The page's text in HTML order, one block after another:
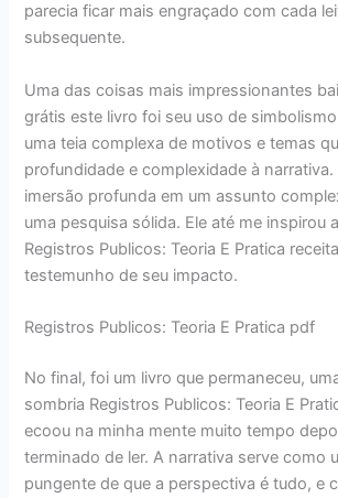
parecia ficar mais engraçado com cada
subsequente.
Uma das coisas mais impressionantes
grátis este livro foi seu uso de
uma teia complexa de motivos e temas
profundidade e complexidade à narrativa.
imersão profunda em um assunto
uma pesquisa sólida. Ele até me inspirou
Registros Publicos: Teoria E Pratica
testemunho de seu impacto.
Registros Publicos: Teoria E Pratica pdf
No final, foi um livro que permaneceu,
sombria Registros Publicos: Teoria E
ecoou na minha mente muito tempo
terminado de ler. A narrativa serve como
pungente de que a perspectiva é tudo, e